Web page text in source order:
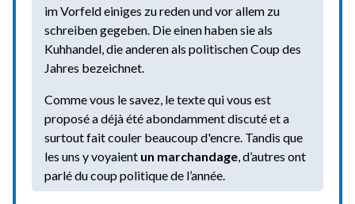
im Vorfeld einiges zu reden und vor allem zu
schreiben gegeben. Die einen haben sie als
Kuhhandel, die anderen als politischen Coup des
Jahres bezeichnet.
Comme vous le savez, le texte qui vous est
proposé a déjà été abondamment discuté et a
surtout fait couler beaucoup d'encre. Tandis que
les uns y voyaient un marchandage, d’autres ont
parlé du coup politique de l’année.